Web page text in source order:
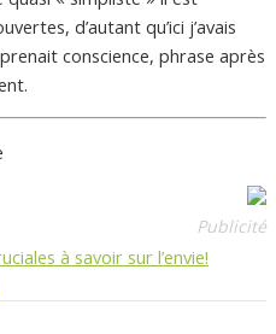
d’autant qu’ici j’avais
conscience, phrase après
Publicité
à savoir sur l’envie!